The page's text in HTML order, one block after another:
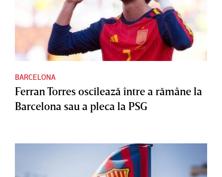
BARCELONA
Ferran Torres oscilează între a rămâne la
Barcelona sau a pleca la PSG